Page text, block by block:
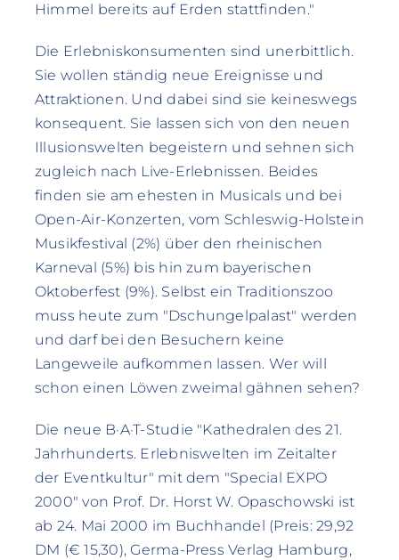
Himmel bereits auf Erden stattfinden."
Die Erlebniskonsumenten sind unerbittlich.
Sie wollen ständig neue Ereignisse und
Attraktionen. Und dabei sind sie keineswegs
konsequent. Sie lassen sich von den neuen
Illusionswelten begeistern und sehnen sich
zugleich nach Live-Erlebnissen. Beides
finden sie am ehesten in Musicals und bei
Open-Air-Konzerten, vom Schleswig-Holstein
Musikfestival (2%) über den rheinischen
Karneval (5%) bis hin zum bayerischen
Oktoberfest (9%). Selbst ein Traditionszoo
muss heute zum "Dschungelpalast" werden
und darf bei den Besuchern keine
Langeweile aufkommen lassen. Wer will
schon einen Löwen zweimal gähnen sehen?
Die neue B·A·T-Studie "Kathedralen des 21.
Jahrhunderts. Erlebniswelten im Zeitalter
der Eventkultur" mit dem "Special EXPO
2000" von Prof. Dr. Horst W. Opaschowski ist
ab 24. Mai 2000 im Buchhandel (Preis: 29,92
DM (€ 15,30), Germa-Press Verlag Hamburg,